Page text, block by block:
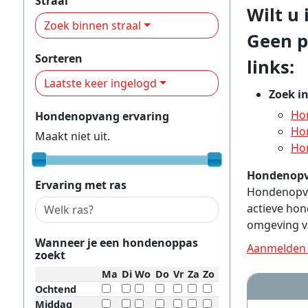
Wilt u
Geen
links:
Zoek
actieve
omgeving
Zoek binnen straal
Sorteren
Laatste keer ingelogd
Hondenopvang ervaring
Maakt niet uit.
Ervaring met ras
Wanneer je een hondenoppas
zoekt
Ma Di Wo Do Vr Za Zo
Ochtend
Middag